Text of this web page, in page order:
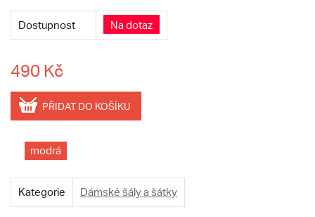
Dostupnost Na dotaz
490 Kč
PŘIDAT DO KOŠÍKU
modrá
Kategorie Dámské šály a šátky